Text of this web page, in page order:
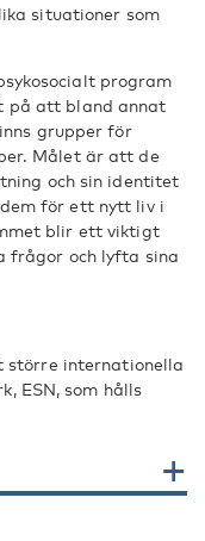
situationer som
program
på att bland annat
grupper för
Målet är att de
och sin identitet
för ett nytt liv i
blir ett viktigt
frågor och lyfta sina
större internationella
ESN, som hålls